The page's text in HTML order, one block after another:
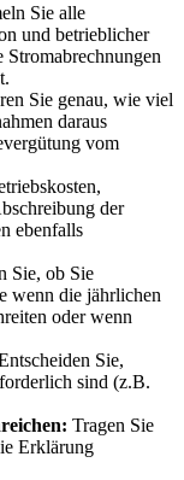
Sie alle
und betrieblicher
Sie genau, wie viel
daraus
vom
der
ebenfalls
Sie, ob Sie
wenn die jährlichen
oder wenn
Sie,
sind (z.B.
Tragen Sie
Erklärung